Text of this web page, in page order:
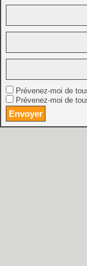
Prévenez-moi de
Prévenez-moi de